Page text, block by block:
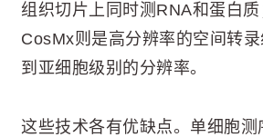
组织切片上同时测RNA和蛋白
CosMx则是高分辨率的空间转
到亚细胞级别的分辨率。
这些技术各有优缺点。单细胞测